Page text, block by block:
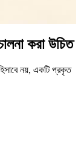
করা উচিত
নয়, একটি প্রকৃত